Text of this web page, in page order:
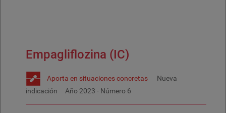
Empagliflozina (IC)
Aporta en situaciones concretas
Nueva
indicación Año 2023 - Número 6